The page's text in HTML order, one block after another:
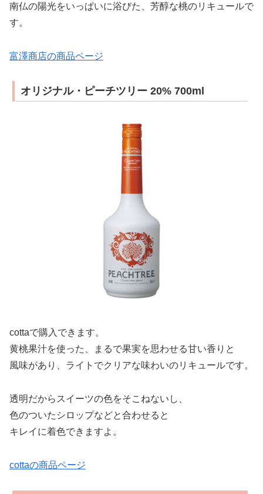
南仏の陽光をいっぱいに浴びた、芳醇な桃のリキュールで
す。
富澤商店の商品ページ
オリジナル・ピーチツリー 20% 700ml
cottaで購入できます。
黄桃果汁を使った、まるで果実を思わせる甘い香りと
風味があり、ライトでクリアな味わいのリキュールです。
透明だからスイーツの色をそこねないし、
色のついたシロップなどと合わせると
キレイに着色できますよ。
cottaの商品ページ